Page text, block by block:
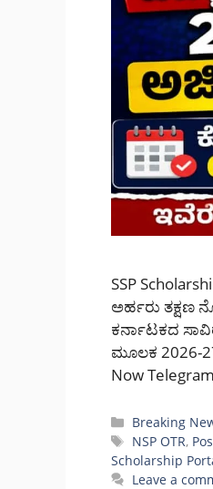
SSP
ಅರ್ಹರು ತಕ್ಷಣ
ಕರ್ನಾಟಕದ
ಮೂಲಕ 2026-
Now
Categories
Breaking
Tags
NSP OTR,
Scholarship
Leave a